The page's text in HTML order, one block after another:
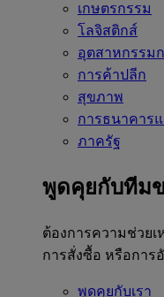
เกษตรกรรม
โลจิสติกส์
อุตสาหกรรม
การค้าปลีก
สุขภาพ
การธนาคาร
ภาครัฐ
พูดคุยกับทีมข
ต้องการความช่วย
การสั่งซื้อ หรือกา
พูดคุยกับเรา